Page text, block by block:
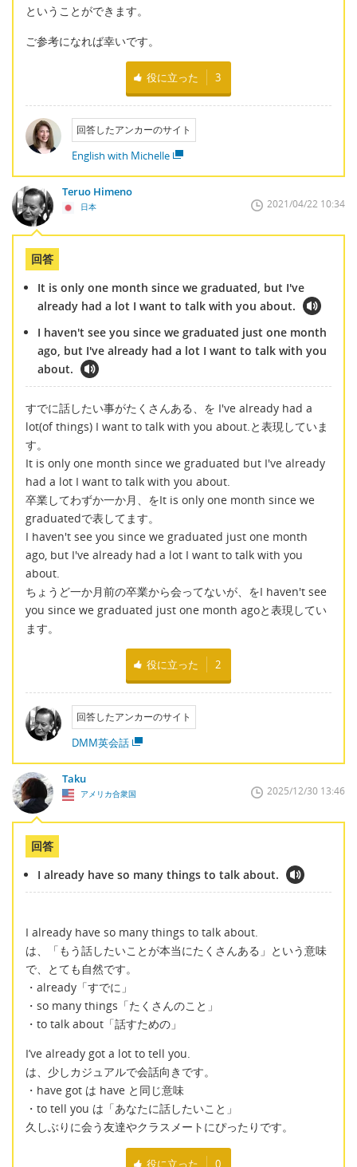
ということができます。
ご参考になれば幸いです。
役に立った 3
回答したアンカーのサイト
English with Michelle
Teruo Himeno
日本 2021/04/22 10:34
回答
It is only one month since we graduated, but I've
already had a lot I want to talk with you about.
I haven't see you since we graduated just one month
ago, but I've already had a lot I want to talk with you
about.
すでに話したい事がたくさんある、を I've already had a
lot(of things) I want to talk with you about.と表現していま
す。
It is only one month since we graduated but I've already
had a lot I want to talk with you about.
卒業してわずか一か月、をIt is only one month since we
graduatedで表してます。
I haven't see you since we graduated just one month
ago, but I've already had a lot I want to talk with you
about.
ちょうど一か月前の卒業から会ってないが、をI haven't see
you since we graduated just one month agoと表現してい
ます。
役に立った 2
回答したアンカーのサイト
DMM英会話
Taku
アメリカ合衆国 2025/12/30 13:46
回答
I already have so many things to talk about.
I already have so many things to talk about.
は、「もう話したいことが本当にたくさんある」という意味
で、とても自然です。
・already「すでに」
・so many things「たくさんのこと」
・to talk about「話すための」
I’ve already got a lot to tell you.
は、少しカジュアルで会話向きです。
・have got は have と同じ意味
・to tell you は「あなたに話したいこと」
久しぶりに会う友達やクラスメートにぴったりです。
役に立った 0